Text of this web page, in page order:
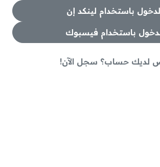
باستخدام لينكد إن
باستخدام فيسبوك
لديك حساب؟ سجل الآن!